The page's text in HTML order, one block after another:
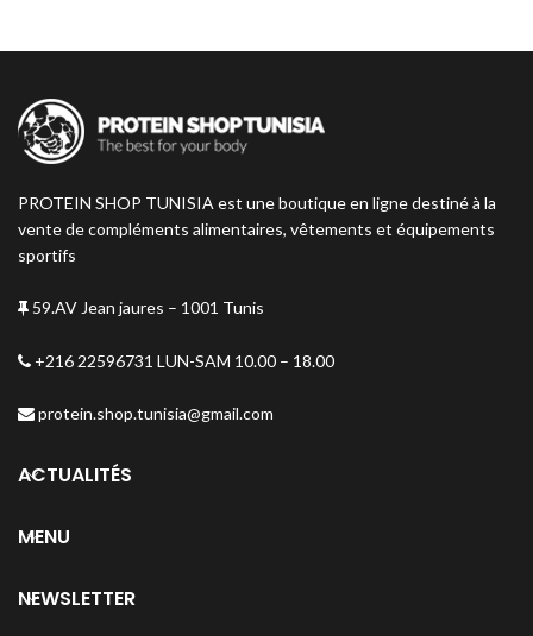
circulation sanguineet favorise
une récupération rapide après
l’effort
jour après jour.
PROTEIN SHOP TUNISIA est une boutique en ligne destiné à la
vente de compléments alimentaires, vêtements et équipements
sportifs
59.AV Jean jaures – 1001 Tunis
+216 22596731 LUN-SAM 10.00 – 18.00
protein.shop.tunisia@gmail.com
ACTUALITÉS
MENU
NEWSLETTER